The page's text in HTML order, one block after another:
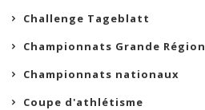
Challenge Tageblatt
Championnats Grande Région
Championnats nationaux
Coupe d'athlétisme